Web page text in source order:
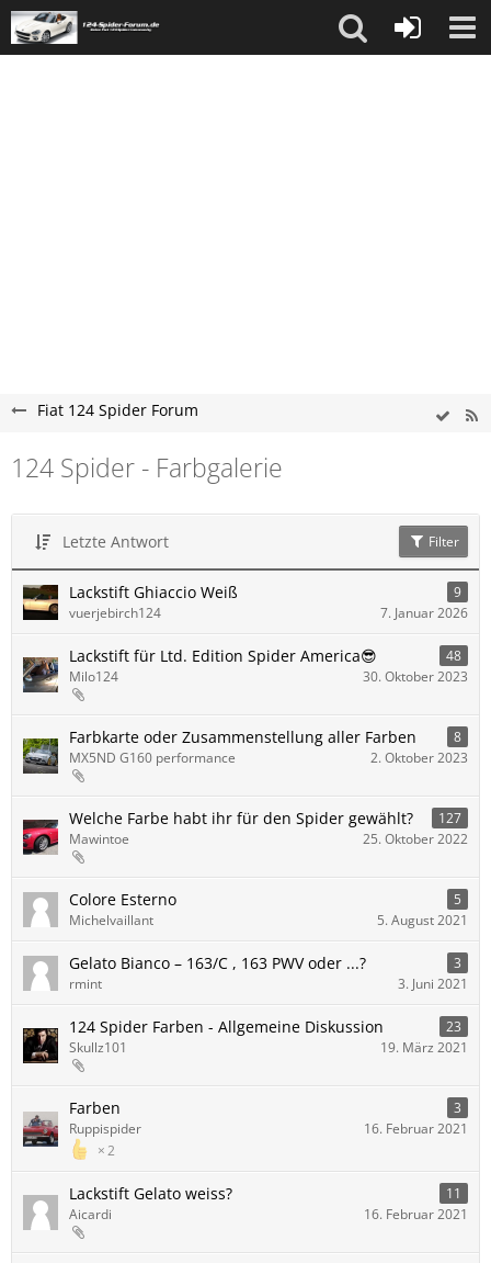
Fiat 124 Spider Forum
124 Spider - Farbgalerie
Letzte Antwort Filter
Lackstift Ghiaccio Weiß
9
vuerjebirch124
7. Januar 2026
Lackstift für Ltd. Edition Spider America😎
48
Milo124
30. Oktober 2023
Farbkarte oder Zusammenstellung aller Farben
8
MX5ND G160 performance
2. Oktober 2023
Welche Farbe habt ihr für den Spider gewählt?
127
Mawintoe
25. Oktober 2022
Colore Esterno
5
Michelvaillant
5. August 2021
Gelato Bianco – 163/C , 163 PWV oder ...?
3
rmint
3. Juni 2021
124 Spider Farben - Allgemeine Diskussion
23
Skullz101
19. März 2021
Farben 3
2
Ruppispider 16. Februar 2021
Lackstift Gelato weiss?
11
Aicardi
16. Februar 2021